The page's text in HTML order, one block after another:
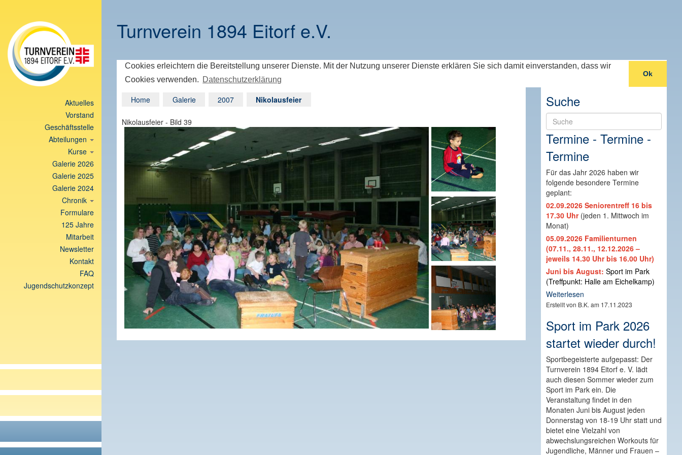
Aktuelles
Vorstand
Geschäftsstelle
Abteilungen
Kurse
Galerie 2026
Galerie 2025
Galerie 2024
Chronik
Formulare
125 Jahre
Mitarbeit
Newsletter
Kontakt
FAQ
Jugendschutzkonzept
Turnverein 1894 Eitorf e.V.
Cookies erleichtern die Bereitstellung unserer Dienste. Mit der Nutzung unserer Dienste erklären Sie sich damit einverstanden, dass wir
Cookies verwenden. Datenschutzerklärung
Ok
Home Galerie 2007 Nikolausfeier
Nikolausfeier - Bild 39
Suche
Termine - Termine -
Termine
Für das Jahr 2026 haben wir
folgende besondere Termine
geplant:
02.09.2026 Seniorentreff 16 bis
17.30 Uhr (jeden 1. Mittwoch im
Monat)
05.09.2026 Familienturnen
(07.11., 28.11., 12.12.2026 –
jeweils 14.30 Uhr bis 16.00 Uhr)
Juni bis August: Sport im Park
(Treffpunkt: Halle am Eichelkamp)
Weiterlesen
Erstellt von B.K. am 17.11.2023
Sport im Park 2026
startet wieder durch!
Sportbegeisterte aufgepasst: Der
Turnverein 1894 Eitorf e. V. lädt
auch diesen Sommer wieder zum
Sport im Park ein. Die
Veranstaltung findet in den
Monaten Juni bis August jeden
Donnerstag von 18-19 Uhr statt und
bietet eine Vielzahl von
abwechslungsreichen Workouts für
Jugendliche, Männer und Frauen –